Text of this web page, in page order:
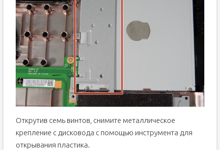
Открутив семь винтов, снимите металлическое
крепление с дисковода с помощью инструмента для
открывания пластика.